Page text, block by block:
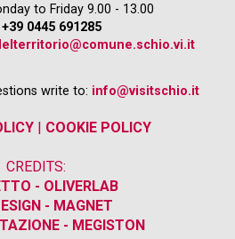
to Friday 9.00 - 13.00
0445 691285
write to: info@visitschio.it
| COOKIE POLICY
CREDITS:
- OLIVERLAB
- MAGNET
- MEGISTON